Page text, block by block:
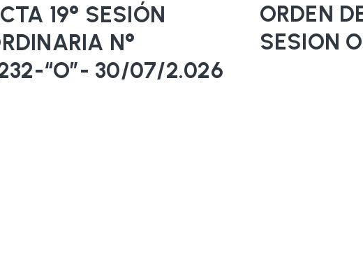
19° SESIÓN
N°
“O”- 30/07/2.026
ORDEN
SESION